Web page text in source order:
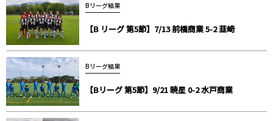
Bリーグ結果
【B リーグ 第5節】7/13 前橋商業 5-2 韮崎
Bリーグ結果
【Bリーグ 第5節】9/21 暁星 0-2 水戸商業